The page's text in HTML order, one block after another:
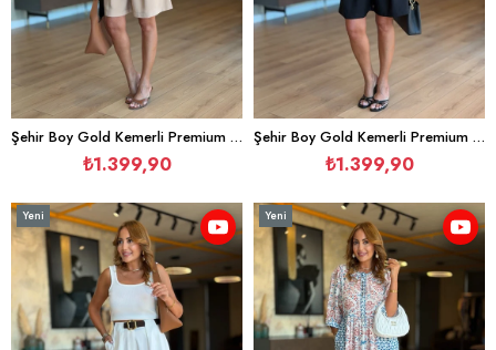
Şehir Boy Gold Kemerli Premium Camel Şort
₺1.399,90
Şehir Boy Gold Kemerli Premium Siyah Şort
₺1.399,90
Yeni
Ürün
Yeni
Ürün